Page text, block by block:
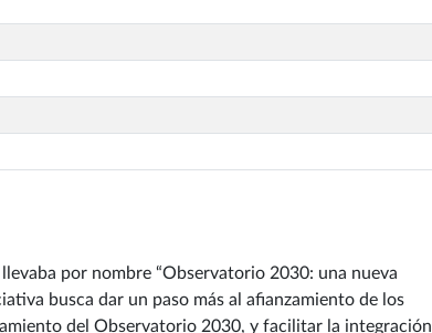
por nombre “Observatorio 2030: una nueva
busca dar un paso más al afianzamiento de los
del Observatorio 2030, y facilitar la integración